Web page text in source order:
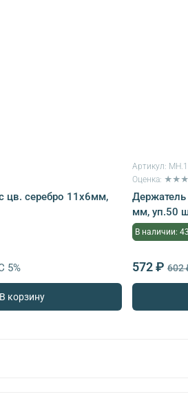
цв. серебро 11х6мм,
5%
В корзину
Артикул:
Оценка:
мм, уп.50
В наличии:
572 ₽ 602